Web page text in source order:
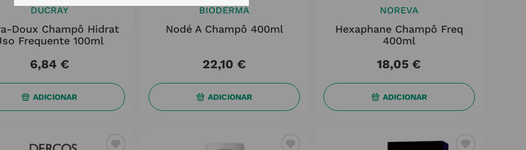
DUCRAY
Doux Champô Hidrat
Frequente 100ml
6,84 €
ADICIONAR
BIODERMA
Nodé A Champô 400ml
22,10 €
ADICIONAR
NOREVA
Hexaphane Champô Freq
400ml
18,05 €
ADICIONAR